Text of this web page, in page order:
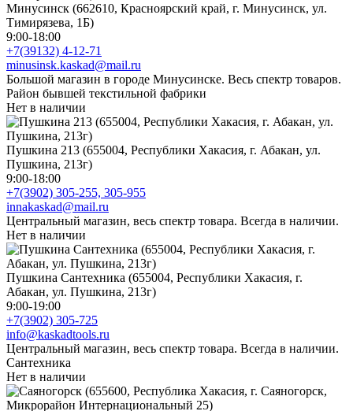
Минусинск (662610, Красноярский край, г. Минусинск, ул.
Тимирязева, 1Б)
9:00-18:00
+7(39132) 4-12-71
minusinsk.kaskad@mail.ru
Большой магазин в городе Минусинске. Весь спектр товаров.
Район бывшей текстильной фабрики
Нет в наличии
Пушкина 213 (655004, Республики Хакасия, г. Абакан, ул.
Пушкина, 213г)
9:00-18:00
+7(3902) 305-255, 305-955
innakaskad@mail.ru
Центральный магазин, весь спектр товара. Всегда в наличии.
Нет в наличии
Пушкина Сантехника (655004, Республики Хакасия, г.
Абакан, ул. Пушкина, 213г)
9:00-19:00
+7(3902) 305-725
info@kaskadtools.ru
Центральный магазин, весь спектр товара. Всегда в наличии.
Сантехника
Нет в наличии